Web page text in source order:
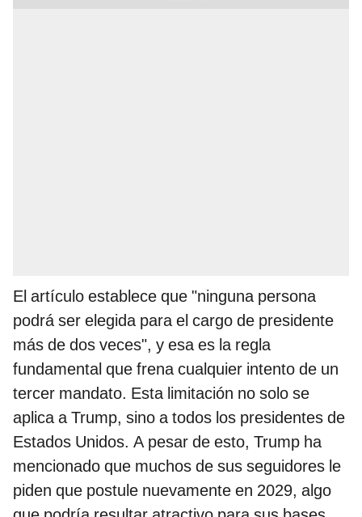
El artículo establece que "ninguna persona
podrá ser elegida para el cargo de presidente
más de dos veces", y esa es la regla
fundamental que frena cualquier intento de un
tercer mandato. Esta limitación no solo se
aplica a Trump, sino a todos los presidentes de
Estados Unidos. A pesar de esto, Trump ha
mencionado que muchos de sus seguidores le
piden que postule nuevamente en 2029, algo